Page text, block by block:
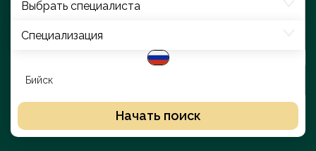
Выбрать специалиста
Специализация
Начать поиск